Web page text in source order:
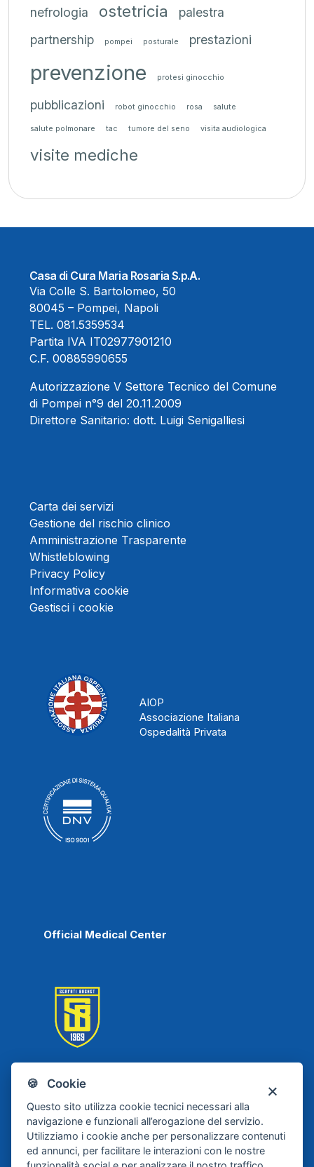
🍪 Cookie
Questo sito utilizza cookie tecnici necessari alla
navigazione e funzionali all’erogazione del servizio.
Utilizziamo i cookie anche per personalizzare contenuti
ed annunci, per facilitare le interazioni con le nostre
nefrologia ostetricia
palestra
partnership
pompei posturale prestazioni
prevenzione protesi ginocchio
pubblicazioni robot ginocchio rosa salute
salute polmonare tac tumore del seno visita audiologica
visite mediche
Casa di Cura Maria Rosaria S.p.A.
Via Colle S. Bartolomeo, 50
80045 – Pompei, Napoli
TEL. 081.5359534
Partita IVA IT02977901210
C.F. 00885990655
Autorizzazione V Settore Tecnico del Comune
di Pompei n°9 del 20.11.2009
Direttore Sanitario: dott. Luigi Senigalliesi
Carta dei servizi
Gestione del rischio clinico
Amministrazione Trasparente
Whistleblowing
Privacy Policy
Informativa cookie
Gestisci i cookie
AIOP
Associazione Italiana
Ospedalità Privata
Official Medical Center
Scafati Basket